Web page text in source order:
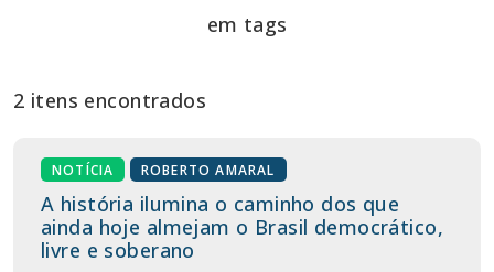
em tags
2 itens encontrados
NOTÍCIA ROBERTO AMARAL
A história ilumina o caminho dos que
ainda hoje almejam o Brasil democrático,
livre e soberano